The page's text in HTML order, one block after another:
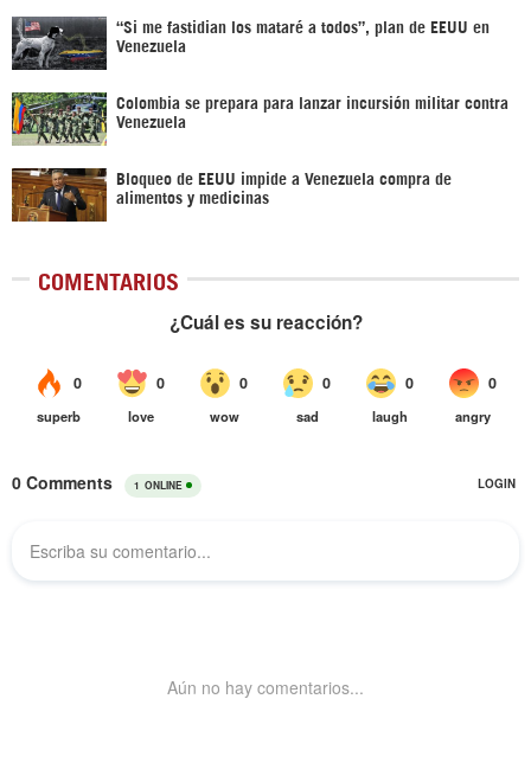
“Si me fastidian los mataré a todos”, plan de EEUU en
Venezuela
Colombia se prepara para lanzar incursión militar contra
Venezuela
Bloqueo de EEUU impide a Venezuela compra de
alimentos y medicinas
COMENTARIOS